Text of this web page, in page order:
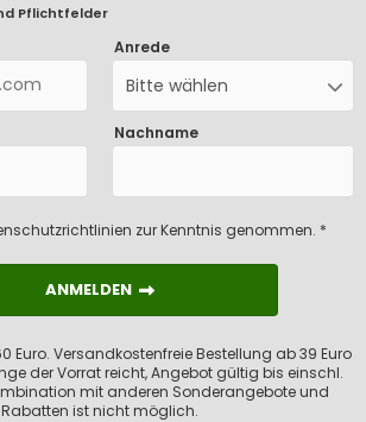
Pflichtfelder
Anrede
Bitte wählen
Nachname
zur Kenntnis genommen. *
ANMELDEN
ANMELDEN
Euro. Versandkostenfreie Bestellung ab 39 Euro
der Vorrat reicht, Angebot gültig bis einschl.
mit anderen Sonderangebote und
Rabatten ist nicht möglich.